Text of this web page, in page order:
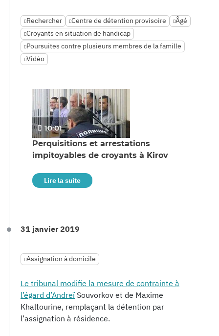
Rechercher Centre de détention provisoire
Âgé
Croyants en situation de handicap
Poursuites contre plusieurs membres de la famille
Vidéo
10:01
Perquisitions et arrestations
impitoyables de croyants à Kirov
Lire la suite
31 janvier 2019
Assignation à domicile
Le tribunal modifie la mesure de contrainte à
l’égard d’AndreïSouvorkov et de Maxime
Khaltourine, remplaçant la détention par
l’assignation à résidence.